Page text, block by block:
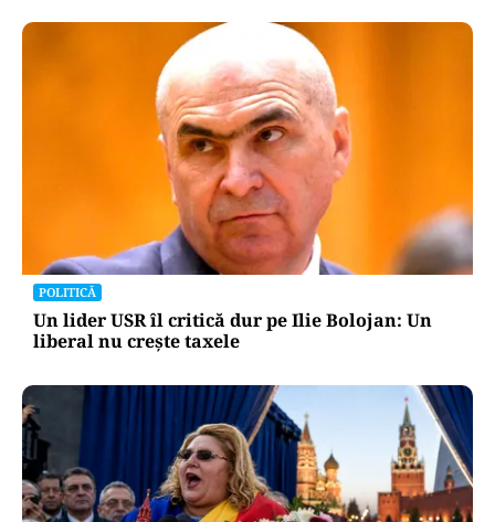
POLITICĂ
Un lider USR îl critică dur pe Ilie Bolojan: Un
liberal nu crește taxele